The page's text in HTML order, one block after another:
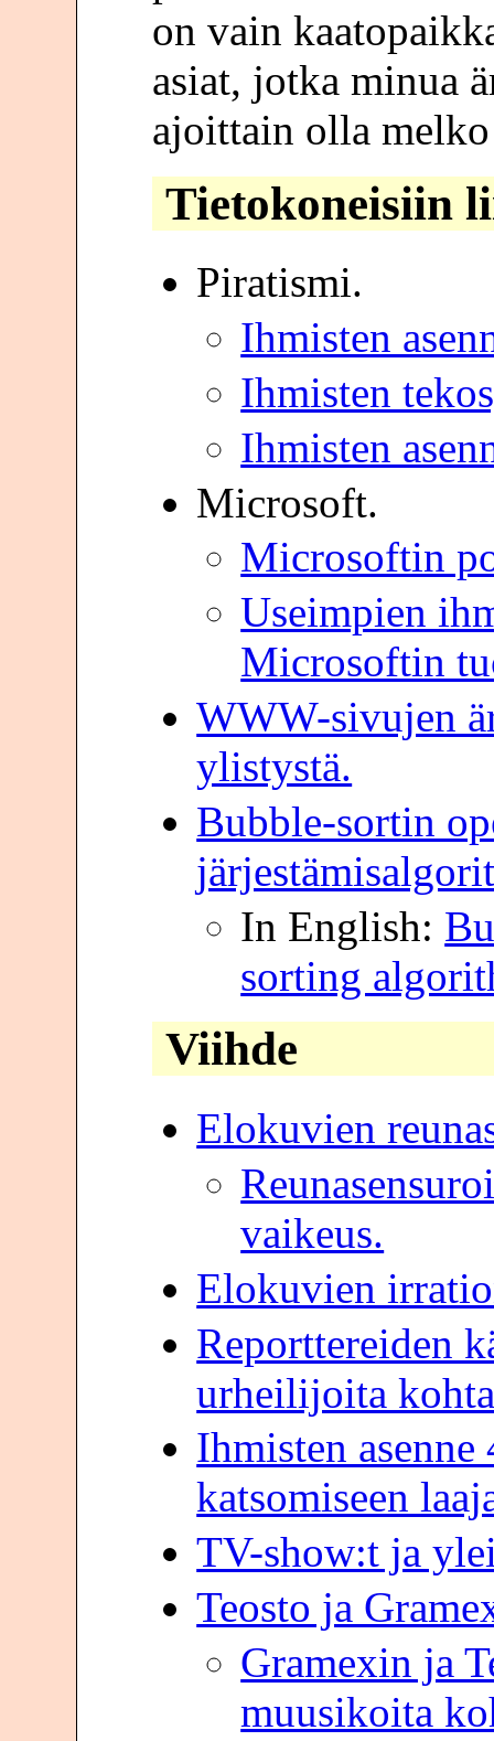
on vain
asiat, jotka minua
ajoittain olla
Tietokoneisiin
Piratismi.
Ihmisten
Ihmisten
Ihmisten
Microsoft.
Microsoftin
Useimpien
Microsoftin
WWW-sivujen
ylistystä.
Bubble-sortin
In English:
sorting
Viihde
Elokuvien
vaikeus.
Elokuvien
Reporttereiden
urheilijoita
Ihmisten
katsomiseen
TV-show:t ja
Teosto ja
Gramexin ja
muusikoita